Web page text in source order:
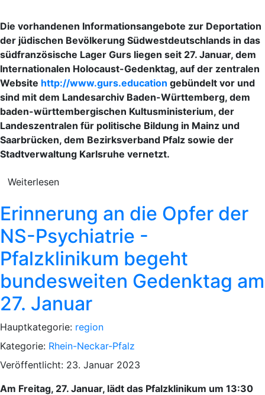
Die vorhandenen Informationsangebote zur Deportation
der jüdischen Bevölkerung Südwestdeutschlands in das
südfranzösische Lager Gurs liegen seit 27. Januar, dem
Internationalen Holocaust-Gedenktag, auf der zentralen
Website http://www.gurs.education gebündelt vor und
sind mit dem Landesarchiv Baden-Württemberg, dem
baden-württembergischen Kultusministerium, der
Landeszentralen für politische Bildung in Mainz und
Saarbrücken, dem Bezirksverband Pfalz sowie der
Stadtverwaltung Karlsruhe vernetzt.
Weiterlesen
Erinnerung an die Opfer der
NS-Psychiatrie -
Pfalzklinikum begeht
bundesweiten Gedenktag am
27. Januar
Hauptkategorie: region
Kategorie: Rhein-Neckar-Pfalz
Veröffentlicht: 23. Januar 2023
Am Freitag, 27. Januar, lädt das Pfalzklinikum um 13:30